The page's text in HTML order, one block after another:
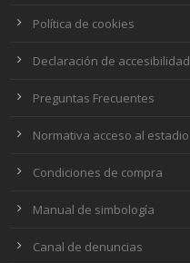
Política de cookies
Declaración de accesibilidad
Preguntas Frecuentes
Normativa acceso al estadio
Condiciones de compra
Manual de simbología
Canal de denuncias